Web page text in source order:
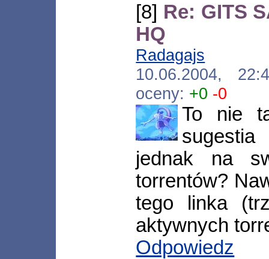
[8] Re: GITS
HQ
Radagajs
10.06.2004,
oceny: +0 -0
To nie
jednak na
torrentów?
tego linka
aktywnych
Odpowiedz